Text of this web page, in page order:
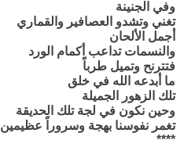
وفي الجنينة
تغني وتشدو العصافير والقماري
أجمل الألحان
والنسمات تداعب أكمام الورد
فتترنح وتميل طرباً
ما أبدعه الله في خلق
تلك الزهور الجميلة
وحين نكون في لجة تلك الحديقة
تغمر نفوسنا بهجة وسروراً عظيمين
****